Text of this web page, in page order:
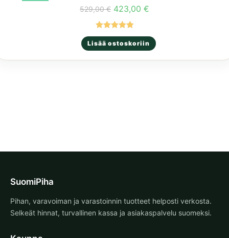
529,00€ Alkuperäinen
hinta
oli:
529,00 €.
423,00 €
Arvostelu
tuotteesta:
Lisää ostoskoriin
SuomiPiha
Pihan, varavoiman ja varastoinnin tuotteet helposti verkosta.
Selkeät hinnat, turvallinen kassa ja asiakaspalvelu suomeksi.